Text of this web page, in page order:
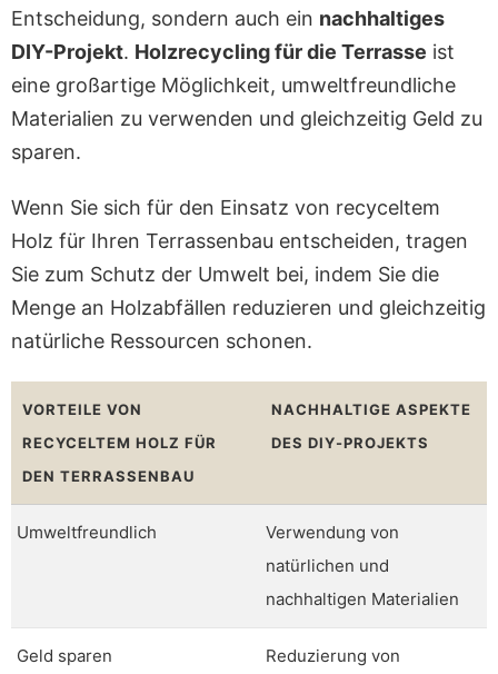
Entscheidung, sondern auch ein nachhaltiges
DIY-Projekt. Holzrecycling für die Terrasse ist
eine großartige Möglichkeit, umweltfreundliche
Materialien zu verwenden und gleichzeitig Geld zu
sparen.
Wenn Sie sich für den Einsatz von recyceltem
Holz für Ihren Terrassenbau entscheiden, tragen
Sie zum Schutz der Umwelt bei, indem Sie die
Menge an Holzabfällen reduzieren und gleichzeitig
natürliche Ressourcen schonen.
VORTEILE VON
RECYCELTEM HOLZ FÜR
DEN TERRASSENBAU
NACHHALTIGE ASPEKTE
DES DIY-PROJEKTS
Umweltfreundlich
Verwendung von
natürlichen und
nachhaltigen Materialien
Geld sparen
Reduzierung von